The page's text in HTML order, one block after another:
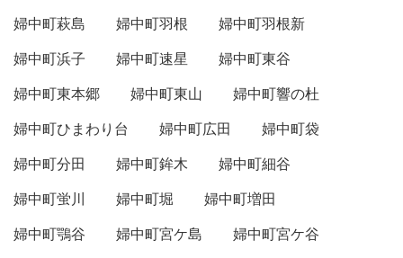
婦中町萩島
婦中町羽根
婦中町羽根新
婦中町浜子
婦中町速星
婦中町東谷
婦中町東本郷
婦中町東山
婦中町響の杜
婦中町ひまわり台
婦中町広田
婦中町袋
婦中町分田
婦中町鉾木
婦中町細谷
婦中町蛍川
婦中町堀
婦中町増田
婦中町鶚谷
婦中町宮ケ島
婦中町宮ケ谷